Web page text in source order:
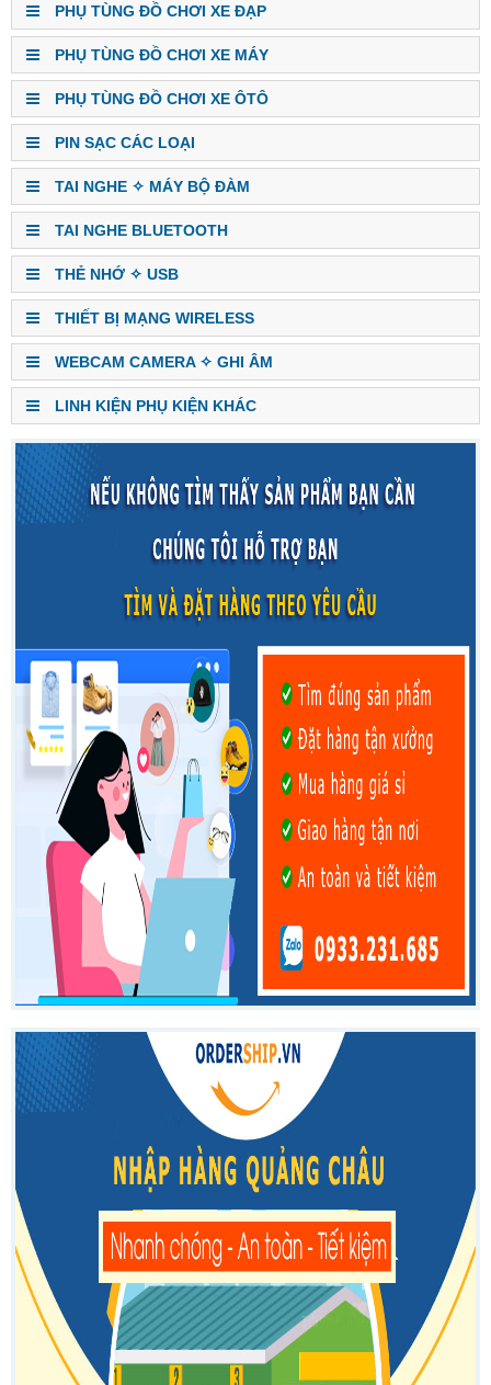
PHỤ TÙNG ĐỒ CHƠI XE ĐẠP
PHỤ TÙNG ĐỒ CHƠI XE MÁY
PHỤ TÙNG ĐỒ CHƠI XE ÔTÔ
PIN SẠC CÁC LOẠI
TAI NGHE ✧ MÁY BỘ ĐÀM
TAI NGHE BLUETOOTH
THẺ NHỚ ✧ USB
THIẾT BỊ MẠNG WIRELESS
WEBCAM CAMERA ✧ GHI ÂM
LINH KIỆN PHỤ KIỆN KHÁC